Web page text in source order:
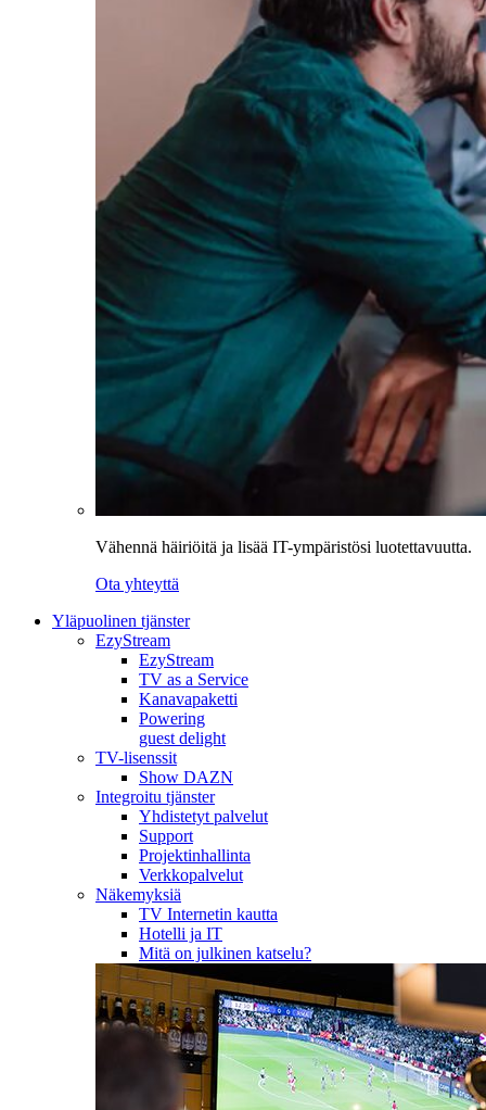
Vähennä häiriöitä ja lisää IT-ympäristösi luotettavuutta.
Ota yhteyttä
Yläpuolinen tjänster
EzyStream
EzyStream
TV as a Service
Kanavapaketti
Powering
guest delight
TV-lisenssit
Show DAZN
Integroitu tjänster
Yhdistetyt palvelut
Support
Projektinhallinta
Verkkopalvelut
Näkemyksiä
TV Internetin kautta
Hotelli ja IT
Mitä on julkinen katselu?